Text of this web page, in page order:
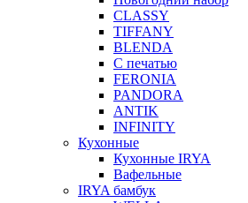
CLASSY
TIFFANY
BLENDA
С печатью
FERONIA
PANDORA
ANTIK
INFINITY
Кухонные
Кухонные IRYA
Вафельные
IRYA бамбук